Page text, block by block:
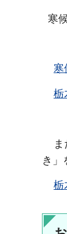
寒
寒
栃
ま
き」
栃